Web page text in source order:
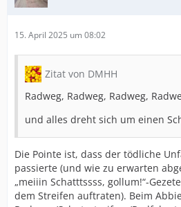
15. April 2025 um 08:02
Zitat von DMHH
Radweg, Radweg, Radweg,
und alles dreht sich um einen
Die Pointe ist, dass der tödliche
passierte (und wie zu erwarten
„meiiin Schatttssss, gollum!“-
dem Streifen auftraten). Beim